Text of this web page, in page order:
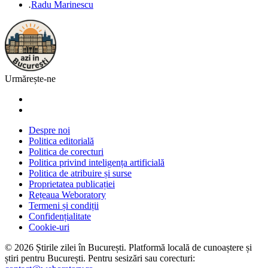
.Radu Marinescu
Urmărește-ne
Despre noi
Politica editorială
Politica de corecturi
Politica privind inteligența artificială
Politica de atribuire și surse
Proprietatea publicației
Rețeaua Weboratory
Termeni și condiții
Confidențialitate
Cookie-uri
© 2026 Știrile zilei în București. Platformă locală de cunoaștere și
știri pentru București. Pentru sesizări sau corecturi: